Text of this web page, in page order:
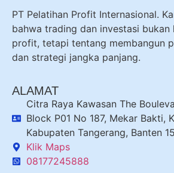
PT Pelatihan Profit Internasional.
bahwa trading dan investasi bukan
profit, tetapi tentang membangun
dan strategi jangka panjang.
ALAMAT
Citra Raya Kawasan The
Block P01 No 187, Mekar Bakti,
Kabupaten Tangerang, Banten
Klik Maps
08177245888